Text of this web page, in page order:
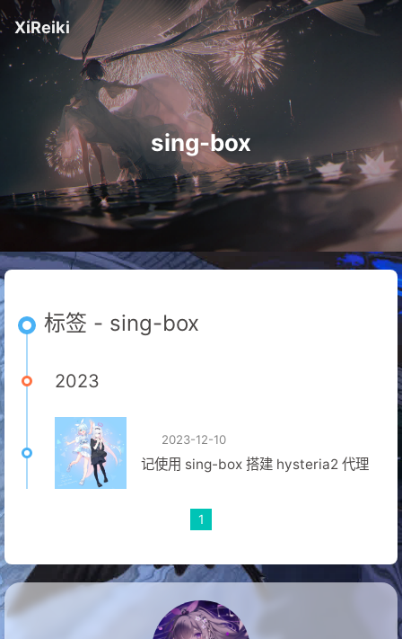
XiReiki
sing-box
标签 - sing-box
2023
2023-12-10
记使用 sing-box 搭建 hysteria2 代理
1